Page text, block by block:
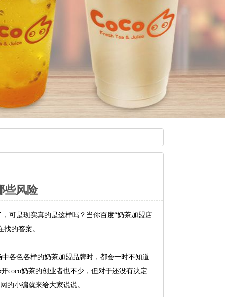
些风险
可是现实真的是这样吗？当你百度“奶茶加盟店
的答案。
各色各样的奶茶加盟品牌时，都会一时不知道
coco奶茶的创业者也不少，但对于还没有决定
的小编就来给大家说说。